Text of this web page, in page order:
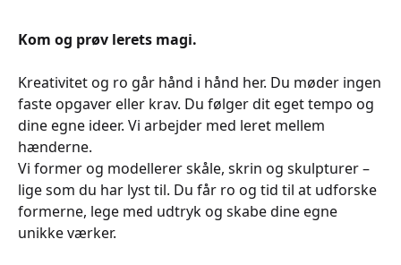
Kom og prøv lerets magi.
Kreativitet og ro går hånd i hånd her. Du møder ingen
faste opgaver eller krav. Du følger dit eget tempo og
dine egne ideer. Vi arbejder med leret mellem
hænderne.
Vi former og modellerer skåle, skrin og skulpturer –
lige som du har lyst til. Du får ro og tid til at udforske
formerne, lege med udtryk og skabe dine egne
unikke værker.